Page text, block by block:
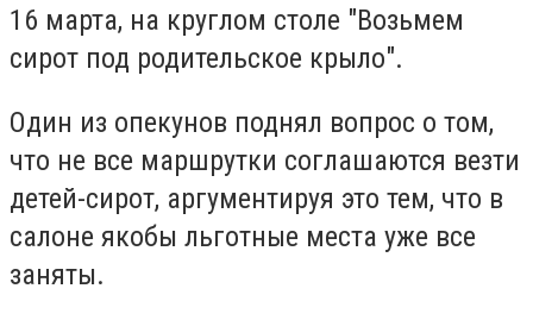
16 марта, на круглом столе "Возьмем
сирот под родительское крыло".
Один из опекунов поднял вопрос о том,
что не все маршрутки соглашаются везти
детей-сирот, аргументируя это тем, что в
салоне якобы льготные места уже все
заняты.